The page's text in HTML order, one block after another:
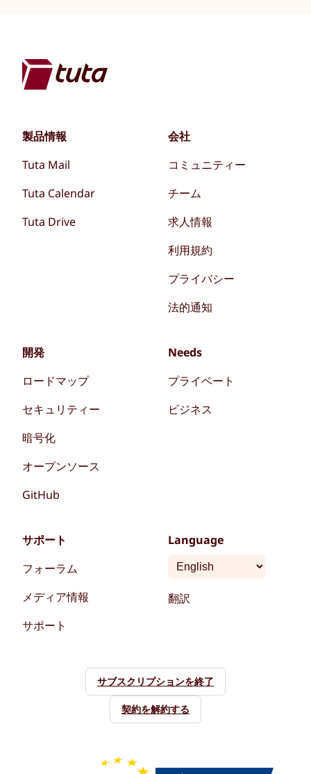
製品情報
Tuta Mail
Tuta Calendar
Tuta Drive
会社
コミュニティー
チーム
求人情報
利用規約
プライバシー
法的通知
開発
ロードマップ
セキュリティー
暗号化
オープンソース
GitHub
Needs
プライベート
ビジネス
サポート
フォーラム
メディア情報
サポート
Language
翻訳
サブスクリプションを終了
契約を解約する